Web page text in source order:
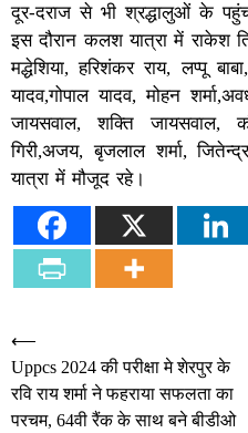
दूर-दराज से भी श्रद्धालुओं के
इस दौरान कलश यात्रा में राकेश
मद्धेशिया, हरिशंकर राय, लप्पू
यादव,गोपाल यादव, मोहन
जायसवाल, शक्ति जायसवाल,
गिरी,अजय, बृजलाल शर्मा,
यात्रा में मौजूद रहे।
Post
navigation
⟵
Uppcs 2024 की परीक्षा मे शेरपुर के
रवि राय शर्मा ने फहराया सफलता का
परचम, 64वी रैंक के साथ बने बीडीओ